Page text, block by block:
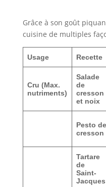
Grâce à son goût
cuisine de multiples
Usage Recette
Cru (Max.
nutriments)
Salade
de
cresson
et noix
Pesto de
cresson
Tartare
de
Saint-
Jacques